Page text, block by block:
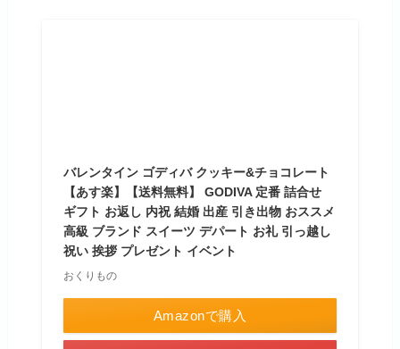
バレンタイン ゴディバ クッキー&チョコレート
【あす楽】【送料無料】 GODIVA 定番 詰合せ
ギフト お返し 内祝 結婚 出産 引き出物 おススメ
高級 ブランド スイーツ デパート お礼 引っ越し
祝い 挨拶 プレゼント イベント
おくりもの
Amazonで購入